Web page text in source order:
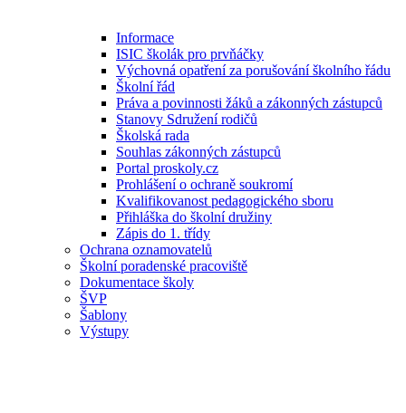
Informace
ISIC školák pro prvňáčky
Výchovná opatření za porušování školního řádu
Školní řád
Práva a povinnosti žáků a zákonných zástupců
Stanovy Sdružení rodičů
Školská rada
Souhlas zákonných zástupců
Portal proskoly.cz
Prohlášení o ochraně soukromí
Kvalifikovanost pedagogického sboru
Přihláška do školní družiny
Zápis do 1. třídy
Ochrana oznamovatelů
Školní poradenské pracoviště
Dokumentace školy
ŠVP
Šablony
Výstupy